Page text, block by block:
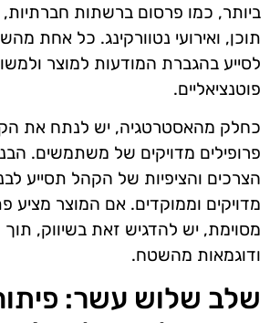
ביותר, כמו פרסום ברשתות חברתיות,
תוכן, ואירועי נטוורקינג. כל אחת
לסייע בהגברת המודעות למוצר
פוטנציאליים.
כחלק מהאסטרטגיה, יש לנתח את
פרופילים מדויקים של משתמשים.
הצרכים והציפיות של הקהל תסייע
מדויקים וממוקדים. אם המוצר מציע
מסוימת, יש להדגיש זאת בשיווק, תוך
ודוגמאות מהשטח.
שלב שלוש עשר: